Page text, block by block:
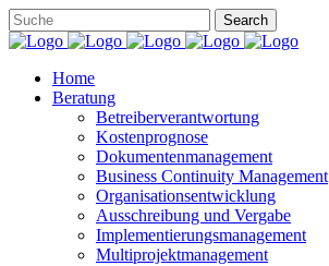
Home
Beratung
Betreiberverantwortung
Kostenprognose
Dokumentenmanagement
Business Continuity Management
Organisationsentwicklung
Ausschreibung und Vergabe
Implementierungsmanagement
Multiprojektmanagement